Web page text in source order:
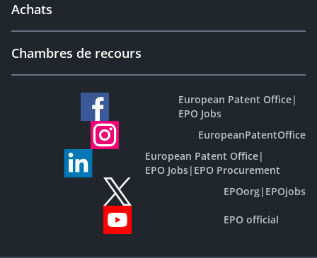
Achats
Chambres de recours
European Patent Office|
EPO Jobs
EuropeanPatentOffice
European Patent Office|
EPO Jobs| EPO Procurement
EPOorg| EPOjobs
EPO official